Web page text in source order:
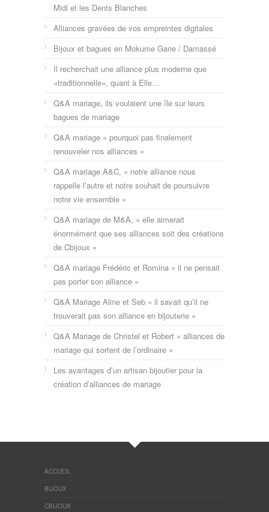
Midi et les Dents Blanches
Alliances gravées de vos empreintes digitales
Bijoux et bagues en Mokume Gane / Damassé
Il recherchait une alliance plus moderne que
«traditionnelle», quant à Elle…
Q&A mariage, ils voulaient une île sur leurs
bagues de mariage
Q&A mariage « pourquoi pas finalement
renouveler nos alliances »
Q&A mariage A&C, « notre alliance nous
rappelle l’autre et notre souhait de poursuivre
notre vie ensemble »
Q&A mariage de M&A, « elle aimerait
énormément que ses alliances soit des créations
de Cbijoux »
Q&A mariage Frédéric et Romina « il ne pensait
pas porter son alliance »
Q&A Mariage Aline et Seb « il savait qu’il ne
trouverait pas son alliance en bijouterie »
Q&A Mariage de Christel et Robert « alliances de
mariage qui sortent de l’ordinaire »
Les avantages d’un artisan bijoutier pour la
création d’alliances de mariage
ACCUEIL
BIJOUX
CBIJOUX